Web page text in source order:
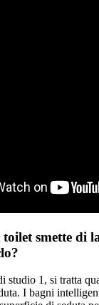
smette di
studio 1, si tratta
I bagni